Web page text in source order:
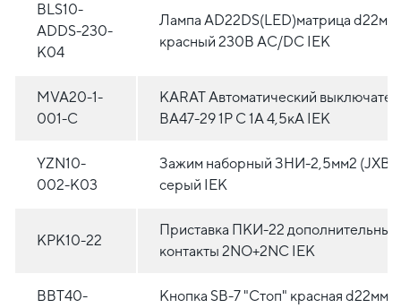
BLS10-
ADDS-230-
K04
Лампа AD22DS(LED)матрица d22мм
красный 230В AC/DC IEK
MVA20-1-
001-C
KARAT Автоматический
ВА47-29 1P C 1А 4,5кА IEK
YZN10-
002-K03
Зажим наборный ЗНИ-2,5мм2
серый IEK
KPK10-22
Приставка ПКИ-22 дополнительные
контакты 2NO+2NC IEK
BBT40-
Кнопка SВ-7 "Стоп" красная d22мм/